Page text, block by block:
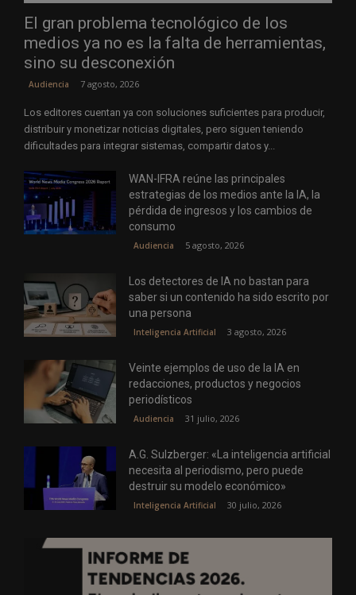
El gran problema tecnológico de los
medios ya no es la falta de herramientas,
sino su desconexión
Audiencia 7 agosto, 2026
Los editores cuentan ya con soluciones suficientes para producir,
distribuir y monetizar noticias digitales, pero siguen teniendo
dificultades para integrar sistemas, compartir datos y...
WAN-IFRA reúne las principales
estrategias de los medios ante la IA, la
pérdida de ingresos y los cambios de
consumo
Audiencia 5 agosto, 2026
Los detectores de IA no bastan para
saber si un contenido ha sido escrito por
una persona
Inteligencia Artificial 3 agosto, 2026
Veinte ejemplos de uso de la IA en
redacciones, productos y negocios
periodísticos
Audiencia 31 julio, 2026
A.G. Sulzberger: «La inteligencia artificial
necesita al periodismo, pero puede
destruir su modelo económico»
Inteligencia Artificial 30 julio, 2026